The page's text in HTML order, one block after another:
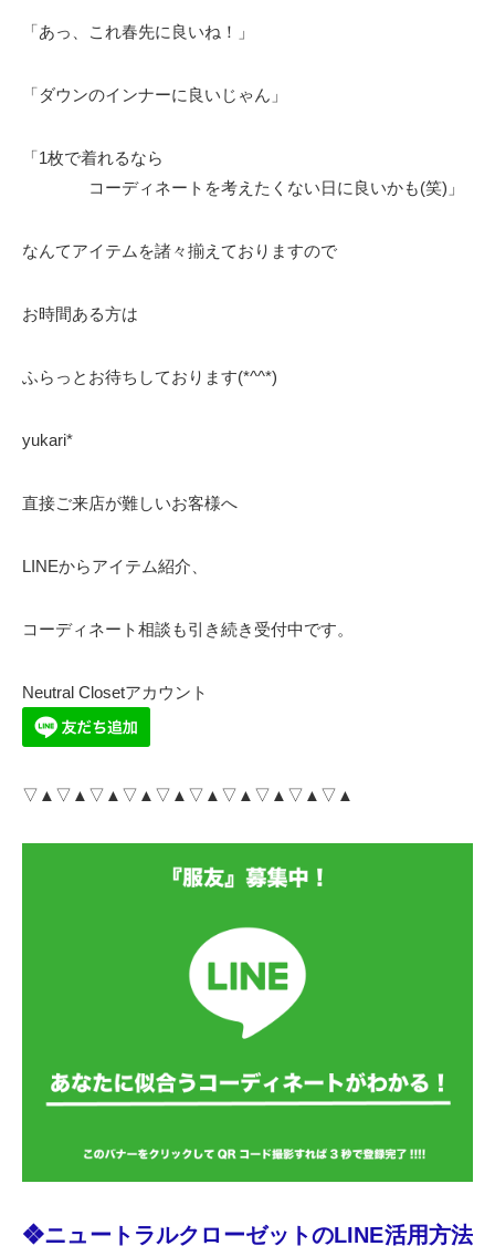
「あっ、これ春先に良いね！」
「ダウンのインナーに良いじゃん」
「1枚で着れるなら
コーディネートを考えたくない日に良いかも(笑)」
なんてアイテムを諸々揃えておりますので
お時間ある方は
ふらっとお待ちしております(*^^*)
yukari*
直接ご来店が難しいお客様へ
LINEからアイテム紹介、
コーディネート相談も引き続き受付中です。
Neutral Closetアカウント
▽▲▽▲▽▲▽▲▽▲▽▲▽▲▽▲▽▲▽▲
❖ニュートラルクローゼットのLINE活用方法